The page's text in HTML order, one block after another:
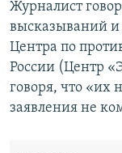
Журналист
высказываний и
Центра по
России (Центр
говоря, что «их
заявления не